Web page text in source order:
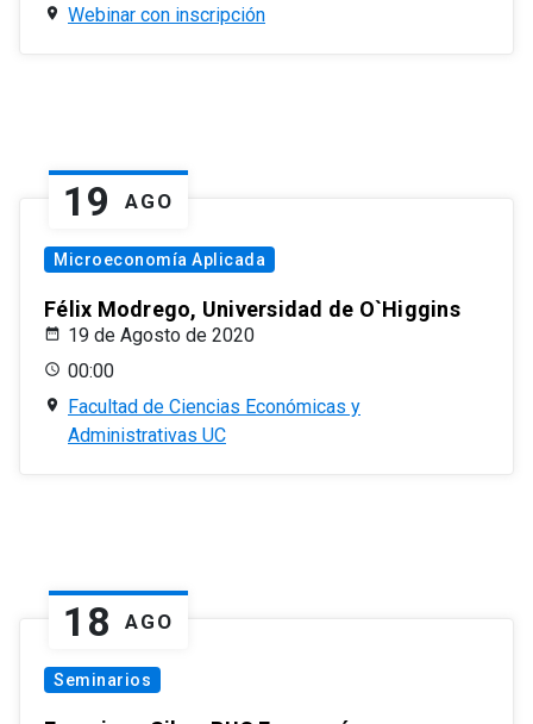
Webinar con inscripción
19 AGO
Microeconomía Aplicada
Félix Modrego, Universidad de O`Higgins
19 de Agosto de 2020
00:00
Facultad de Ciencias Económicas y
Administrativas UC
18 AGO
Seminarios